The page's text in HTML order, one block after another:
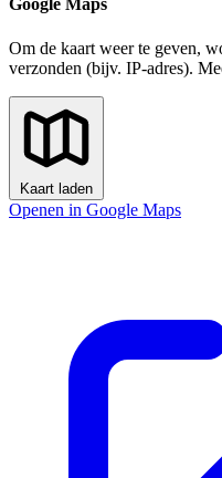
Google Maps
Om de kaart weer te geven,
verzonden (bijv. IP-adres).
Kaart laden
Openen in Google Maps